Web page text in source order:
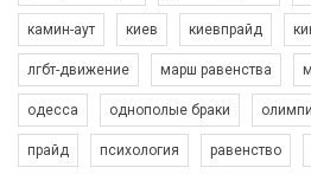
6/30/2017
Емоційний та вражаючий промо-
представляє програму "Гей-альянс
камин-аут киев киевпрайд
лгбт-движение марш равенства
одесса однополые браки
прайд психология равенство